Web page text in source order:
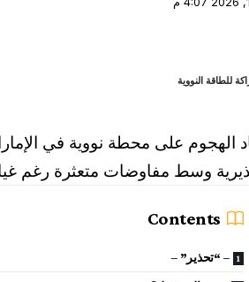
للطاقة النووية
الهجوم على محطة نووية في
وسط مفاوضات متعثرة رغم
Contents
– “تحذير” –